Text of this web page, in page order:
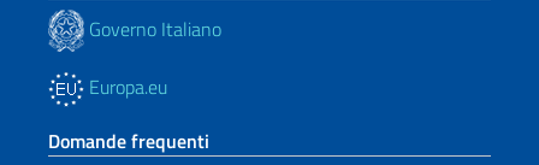
Governo Italiano
Europa.eu
Domande frequenti